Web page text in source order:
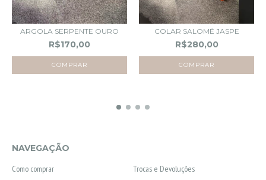
ARGOLA SERPENTE OURO
R$170,00
COLAR SALOMÉ JASPE
R$280,00
NAVEGAÇÃO
Como comprar
Trocas e Devoluções